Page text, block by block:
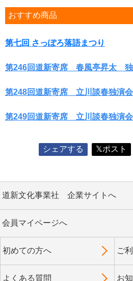
おすすめ商品
第七回 さっぽろ落語まつり
第246回道新寄席 春風亭昇太
第248回道新寄席 立川談春独演会
第249回道新寄席 立川談春独演会
シェアする 𝕏ポスト
道新文化事業社 企業サイトへ
会員マイページへ
初めての方へ ご
よくある質問 お